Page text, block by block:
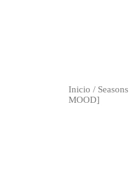
Inicio / Seasons
MOOD]